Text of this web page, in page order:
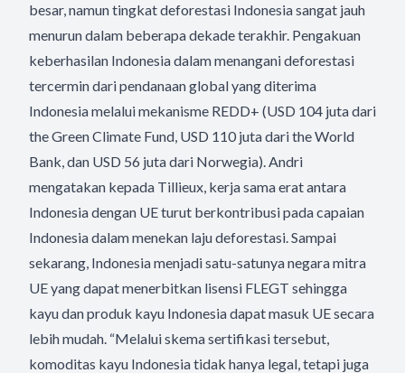
besar, namun tingkat deforestasi Indonesia sangat jauh
menurun dalam beberapa dekade terakhir. Pengakuan
keberhasilan Indonesia dalam menangani deforestasi
tercermin dari pendanaan global yang diterima
Indonesia melalui mekanisme REDD+ (USD 104 juta dari
the Green Climate Fund, USD 110 juta dari the World
Bank, dan USD 56 juta dari Norwegia). Andri
mengatakan kepada Tillieux, kerja sama erat antara
Indonesia dengan UE turut berkontribusi pada capaian
Indonesia dalam menekan laju deforestasi. Sampai
sekarang, Indonesia menjadi satu-satunya negara mitra
UE yang dapat menerbitkan lisensi FLEGT sehingga
kayu dan produk kayu Indonesia dapat masuk UE secara
lebih mudah. “Melalui skema sertifikasi tersebut,
komoditas kayu Indonesia tidak hanya legal, tetapi juga